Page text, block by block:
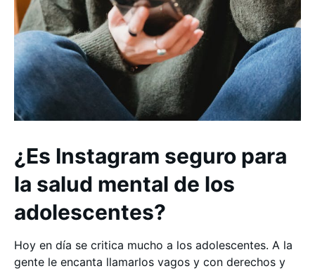
¿Es Instagram seguro para
la salud mental de los
adolescentes?
Hoy en día se critica mucho a los adolescentes. A la
gente le encanta llamarlos vagos y con derechos y